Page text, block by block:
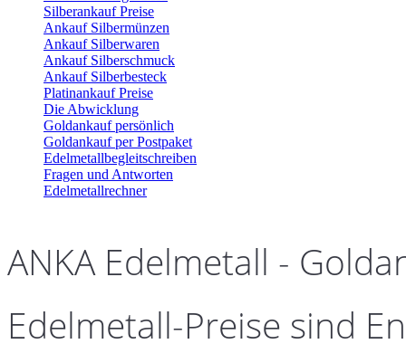
Silberankauf Preise
Ankauf Silbermünzen
Ankauf Silberwaren
Ankauf Silberschmuck
Ankauf Silberbesteck
Platinankauf Preise
Die Abwicklung
Goldankauf persönlich
Goldankauf per Postpaket
Edelmetallbegleitschreiben
Fragen und Antworten
Edelmetallrechner
ANKA Edelmetall -
Edelmetall-Preise sind